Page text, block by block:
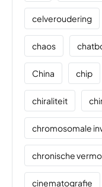
celveroudering
chaos
China chip
chiraliteit
chromosomale
chronische
cinematografie